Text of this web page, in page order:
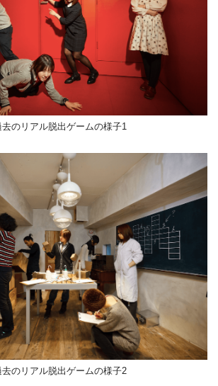
去のリアル脱出ゲームの様子1
去のリアル脱出ゲームの様子2